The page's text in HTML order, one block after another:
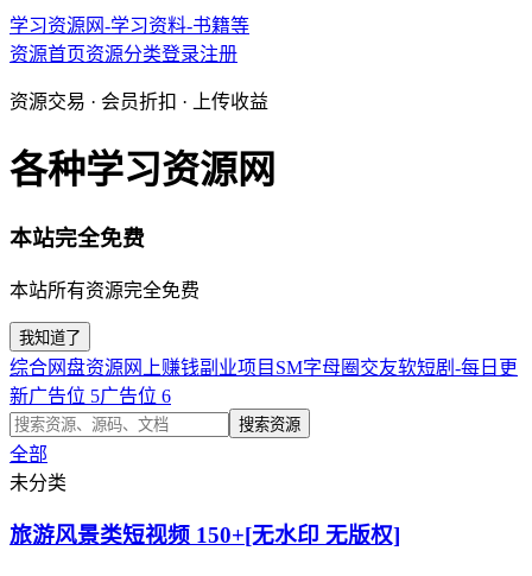
学习资源网-学习资料-书籍等
资源首页资源分类登录注册
资源交易 · 会员折扣 · 上传收益
各种学习资源网
本站完全免费
本站所有资源完全免费
我知道了
综合网盘资源 网上赚钱副业项目 SM字母圈交友软短剧-每日更
新广告位 5广告位 6
搜索资源
全部
未分类
旅游风景类短视频 150+[无水印 无版权]